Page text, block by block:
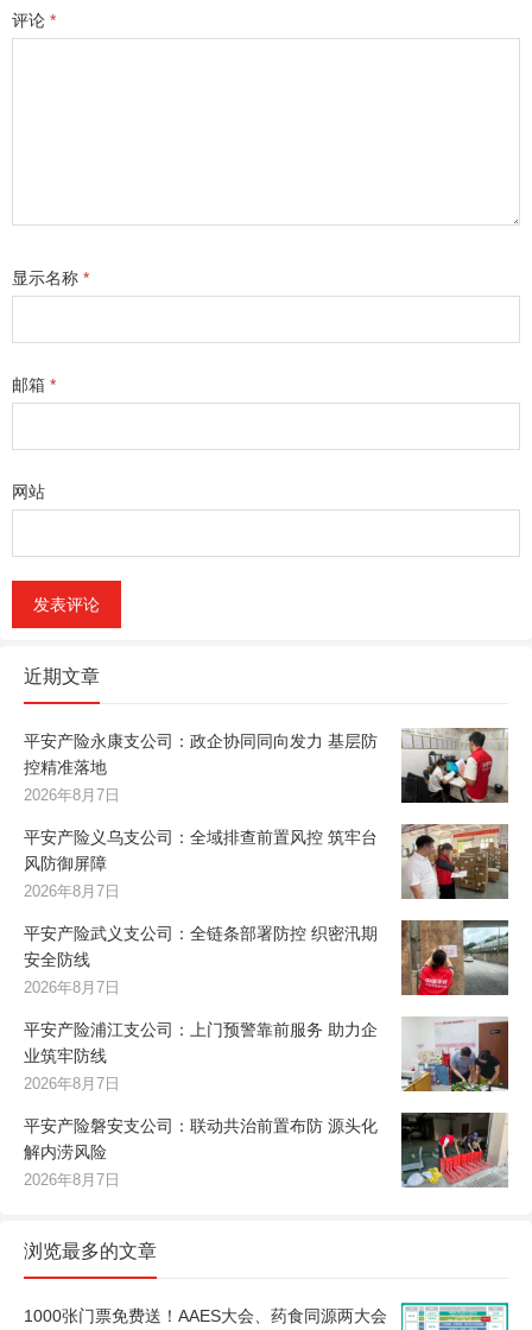
评论 *
显示名称 *
邮箱 *
网站
近期文章
平安产险永康支公司：政企协同同向发力 基层防
控精准落地
2026年8月7日
平安产险义乌支公司：全域排查前置风控 筑牢台
风防御屏障
2026年8月7日
平安产险武义支公司：全链条部署防控 织密汛期
安全防线
2026年8月7日
平安产险浦江支公司：上门预警靠前服务 助力企
业筑牢防线
2026年8月7日
平安产险磐安支公司：联动共治前置布防 源头化
解内涝风险
2026年8月7日
浏览最多的文章
1000张门票免费送！AAES大会、药食同源两大会